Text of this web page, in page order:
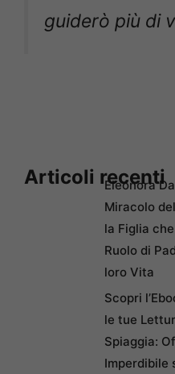
guiderò più di
Articoli recenti
Eleonora
Miracolo
la Figlia
Ruolo di
loro Vita
Scopri
le tue
Spiaggia:
Imperdibile